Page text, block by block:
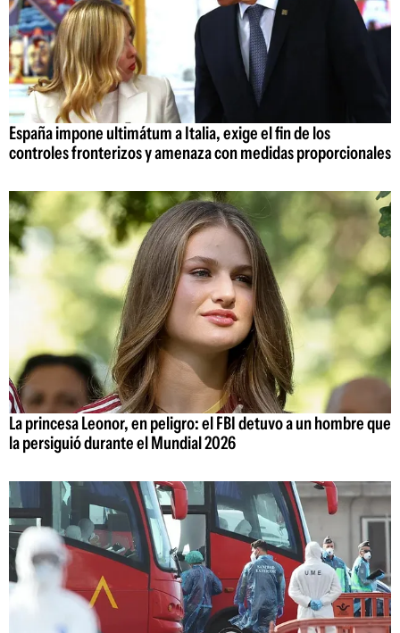
España impone ultimátum a Italia, exige el fin de los
controles fronterizos y amenaza con medidas proporcionales
La princesa Leonor, en peligro: el FBI detuvo a un hombre que
la persiguió durante el Mundial 2026